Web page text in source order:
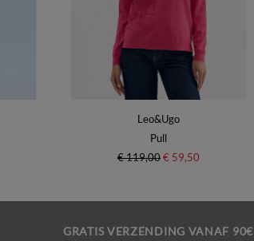
Leo&Ugo
Pull
€ 119,00€ 59,50
GRATIS VERZENDING VANAF 90€